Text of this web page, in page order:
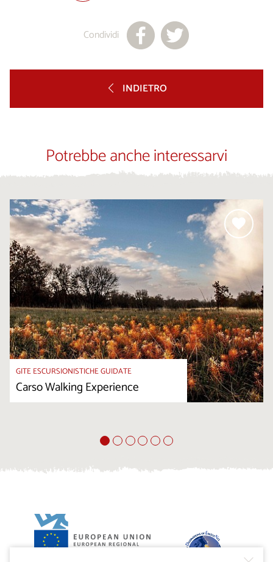
Condividi
INDIETRO
Potrebbe anche interessarvi
GITE ESCURSIONISTICHE GUIDATE
Carso Walking Experience